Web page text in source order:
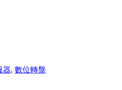
器, 數位轉盤